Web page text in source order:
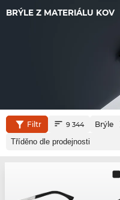
BRÝLE Z MATERIÁLU KOV
Filtr 9 344 Brýle